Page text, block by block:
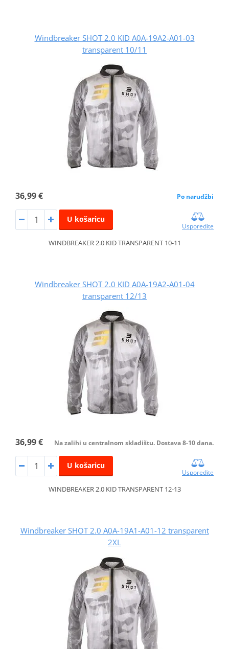
Windbreaker SHOT 2.0 KID A0A-19A2-A01-03
transparent 10/11
36,99 € Po narudžbi
U košaricu
Usporedite
WINDBREAKER 2.0 KID TRANSPARENT 10-11
Windbreaker SHOT 2.0 KID A0A-19A2-A01-04
transparent 12/13
36,99 € Na zalihi u centralnom skladištu. Dostava 8-10 dana.
U košaricu
Usporedite
WINDBREAKER 2.0 KID TRANSPARENT 12-13
Windbreaker SHOT 2.0 A0A-19A1-A01-12 transparent
2XL